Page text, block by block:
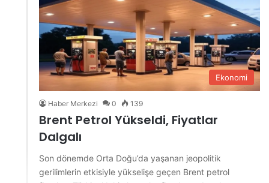
Ekonomi
Haber Merkezi 0 139
Brent Petrol Yükseldi, Fiyatlar
Dalgalı
Son dönemde Orta Doğu’da yaşanan jeopolitik
gerilimlerin etkisiyle yükselişe geçen Brent petrol